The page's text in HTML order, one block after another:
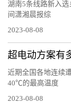
湖南5条线路新入
间潇湘晨报综
2023-08-08
超电动方案有
近期全国各地连续
40℃的最高温度
2023-08-08